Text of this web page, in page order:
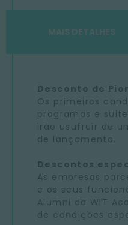
MAIS DETALHES
Desconto de
Os primeiros
programas e
irão usufruir de
de lançamento.
Descontos
As empresas
e os seus
Alumni da WIT
de condições